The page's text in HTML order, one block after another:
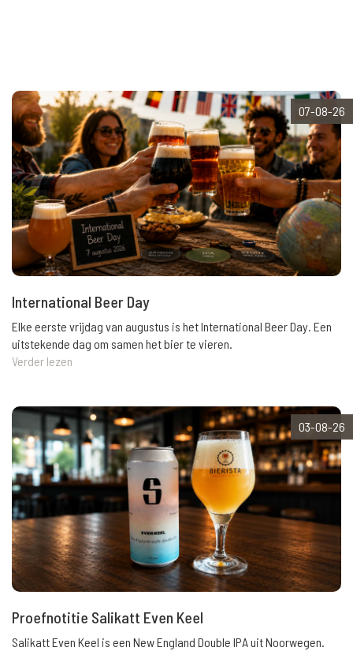
07-08-26
International Beer Day
Elke eerste vrijdag van augustus is het International Beer Day. Een
uitstekende dag om samen het bier te vieren.
Verder lezen
03-08-26
Proefnotitie Salikatt Even Keel
Salikatt Even Keel is een New England Double IPA uit Noorwegen.